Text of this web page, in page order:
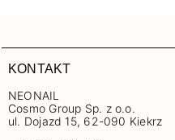
KONTAKT
NEONAIL
Cosmo Group Sp. z o.o.
ul. Dojazd 15, 62-090 Kiekrz